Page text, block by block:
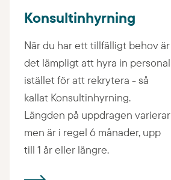
Konsultinhyrning
När du har ett tillfälligt behov är
det lämpligt att hyra in personal
istället för att rekrytera - så
kallat Konsultinhyrning.
Längden på uppdragen varierar
men är i regel 6 månader, upp
till 1 år eller längre.